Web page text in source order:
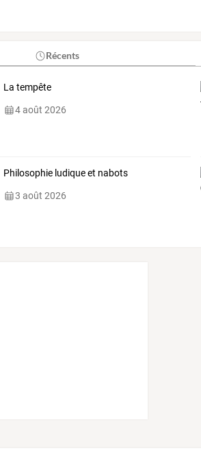
Récents
La tempête
4 août 2026
Philosophie ludique et nabots
3 août 2026